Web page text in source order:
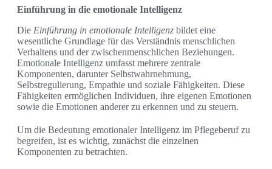
Einführung in die emotionale Intelligenz
Die Einführung in emotionale Intelligenz bildet eine
wesentliche Grundlage für das Verständnis menschlichen
Verhaltens und der zwischenmenschlichen Beziehungen.
Emotionale Intelligenz umfasst mehrere zentrale
Komponenten, darunter Selbstwahrnehmung,
Selbstregulierung, Empathie und soziale Fähigkeiten. Diese
Fähigkeiten ermöglichen Individuen, ihre eigenen Emotionen
sowie die Emotionen anderer zu erkennen und zu steuern.
Um die Bedeutung emotionaler Intelligenz im Pflegeberuf zu
begreifen, ist es wichtig, zunächst die einzelnen
Komponenten zu betrachten.